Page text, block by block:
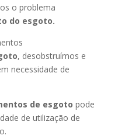
o problema
do esgoto.
, desobstruímos e
necessidade de
de esgoto pode
de utilização de